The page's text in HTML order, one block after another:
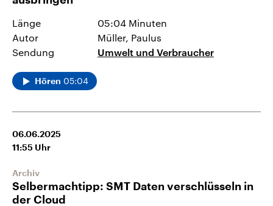
Länge
05:04 Minuten
Autor
Müller, Paulus
Sendung
Umwelt und Verbraucher
Hören 05:04
06.06.2025
11:55 Uhr
Archiv
Selbermachtipp: SMT Daten verschlüsseln in
der Cloud